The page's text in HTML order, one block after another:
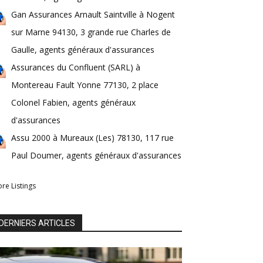
Gan Assurances Arnault Saintville à Nogent
sur Marne 94130, 3 grande rue Charles de
Gaulle, agents généraux d'assurances
Assurances du Confluent (SARL) à
Montereau Fault Yonne 77130, 2 place
Colonel Fabien, agents généraux
d'assurances
Assu 2000 à Mureaux (Les) 78130, 117 rue
Paul Doumer, agents généraux d'assurances
Listings
ARTICLES